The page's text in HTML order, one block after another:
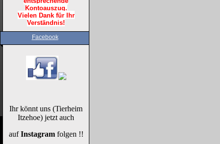
Kontoauszug.
Vielen Dank für Ihr
Verständnis!
Facebook
Ihr könnt uns (Tierheim
Itzehoe) jetzt auch
aufInstagramfolgen !!